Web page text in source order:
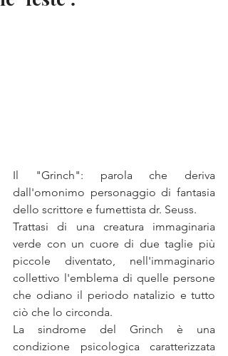
Il "Grinch": parola che deriva
dall'omonimo personaggio di fantasia
dello scrittore e fumettista dr. Seuss.
Trattasi di una creatura immaginaria
verde con un cuore di due taglie più
piccole diventato, nell'immaginario
collettivo l'emblema di quelle persone
che odiano il periodo natalizio e tutto
ciò che lo circonda.
La sindrome del Grinch è una
condizione psicologica caratterizzata